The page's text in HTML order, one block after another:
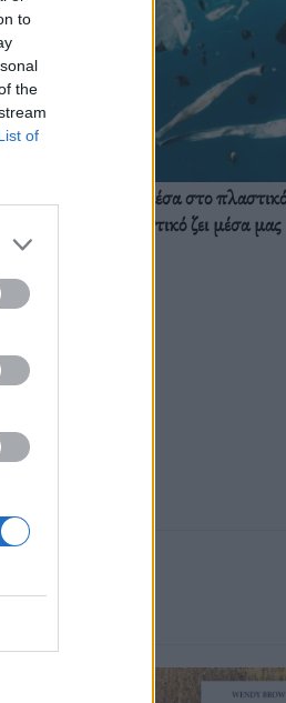
to
the
of
Ζούμε ήδη μέσα στο
πλαστικό ζει μέσα μας